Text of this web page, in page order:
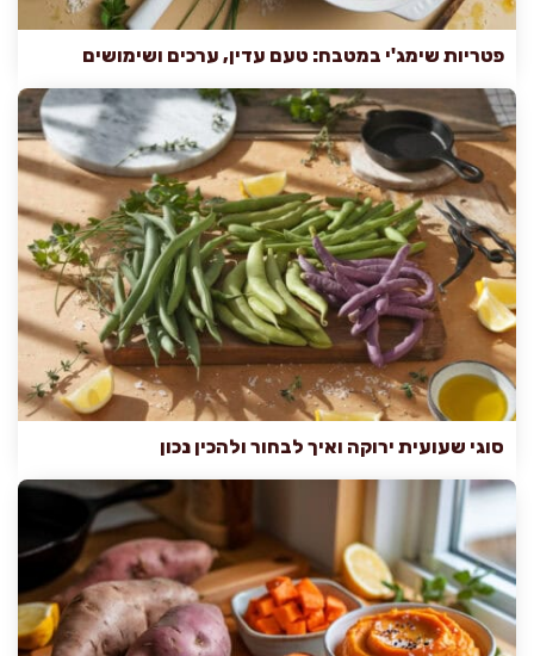
פטריות שימג'י במטבח: טעם עדין, ערכים ושימושים
סוגי שעועית ירוקה ואיך לבחור ולהכין נכון